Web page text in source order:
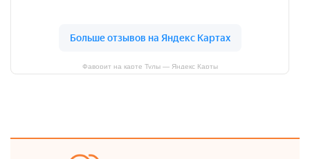
Фаворит на карте Тулы — Яндекс Карты